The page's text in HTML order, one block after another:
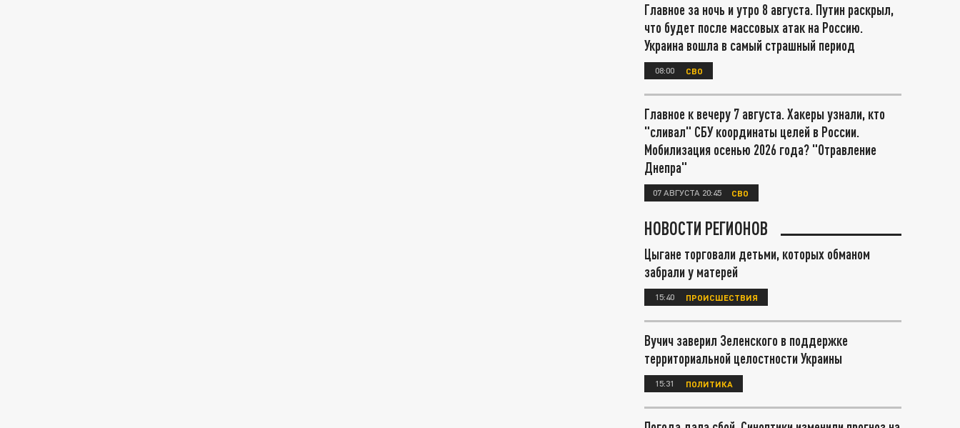
Главное за ночь и утро 8 августа. Путин раскрыл,
что будет после массовых атак на Россию.
Украина вошла в самый страшный период
08:00 СВО
Главное к вечеру 7 августа. Хакеры узнали, кто
"сливал" СБУ координаты целей в России.
Мобилизация осенью 2026 года? "Отравление
Днепра"
07 АВГУСТА 20:45 СВО
НОВОСТИ РЕГИОНОВ
Цыгане торговали детьми, которых обманом
забрали у матерей
15:40 ПРОИСШЕСТВИЯ
Вучич заверил Зеленского в поддержке
территориальной целостности Украины
15:31 ПОЛИТИКА